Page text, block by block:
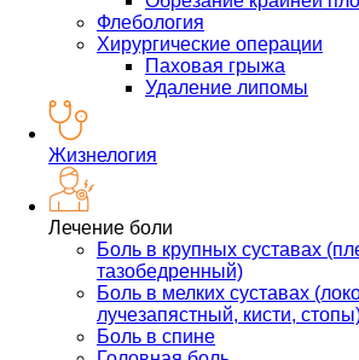
Флебология
Хирургические операции
Паховая грыжа
Удаление липомы
Жизнелогия
Лечение боли
Боль в крупных суставах
тазобедренный)
Боль в мелких суставах
лучезапястный, кисти,
Боль в спине